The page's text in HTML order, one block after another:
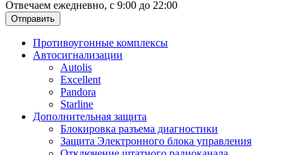
Отвечаем ежедневно, с 9:00 до 22:00
Отправить
Противоугонные комплексы
Автосигнализации
Autolis
Excellent
Pandora
Starline
Дополнительная защита
Блокировка разъема диагностики
Защита Электронного блока управления